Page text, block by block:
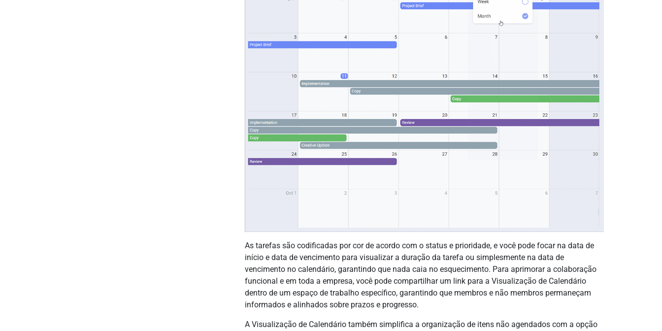
As tarefas são codificadas por cor de acordo com o status e prioridade, e você pode focar na data de
início e data de vencimento para visualizar a duração da tarefa ou simplesmente na data de
vencimento no calendário, garantindo que nada caia no esquecimento. Para aprimorar a colaboração
funcional e em toda a empresa, você pode compartilhar um link para a Visualização de Calendário
dentro de um espaço de trabalho específico, garantindo que membros e não membros permaneçam
informados e alinhados sobre prazos e progresso.
A Visualização de Calendário também simplifica a organização de itens não agendados com a opção